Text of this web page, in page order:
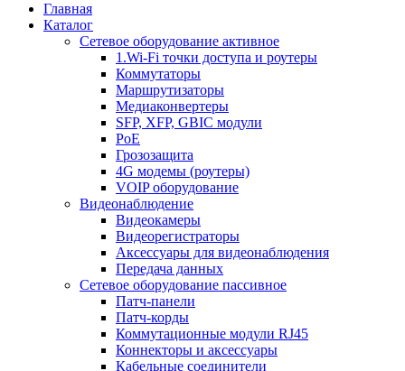
Главная
Каталог
Сетевое оборудование активное
1.Wi-Fi точки доступа и роутеры
Коммутаторы
Маршрутизаторы
Медиаконвертеры
SFP, XFP, GBIC модули
PoE
Грозозащита
4G модемы (роутеры)
VOIP оборудование
Видеонаблюдение
Видеокамеры
Видеорегистраторы
Аксессуары для видеонаблюдения
Передача данных
Сетевое оборудование пассивное
Патч-панели
Патч-корды
Коммутационные модули RJ45
Коннекторы и аксессуары
Кабельные соединители